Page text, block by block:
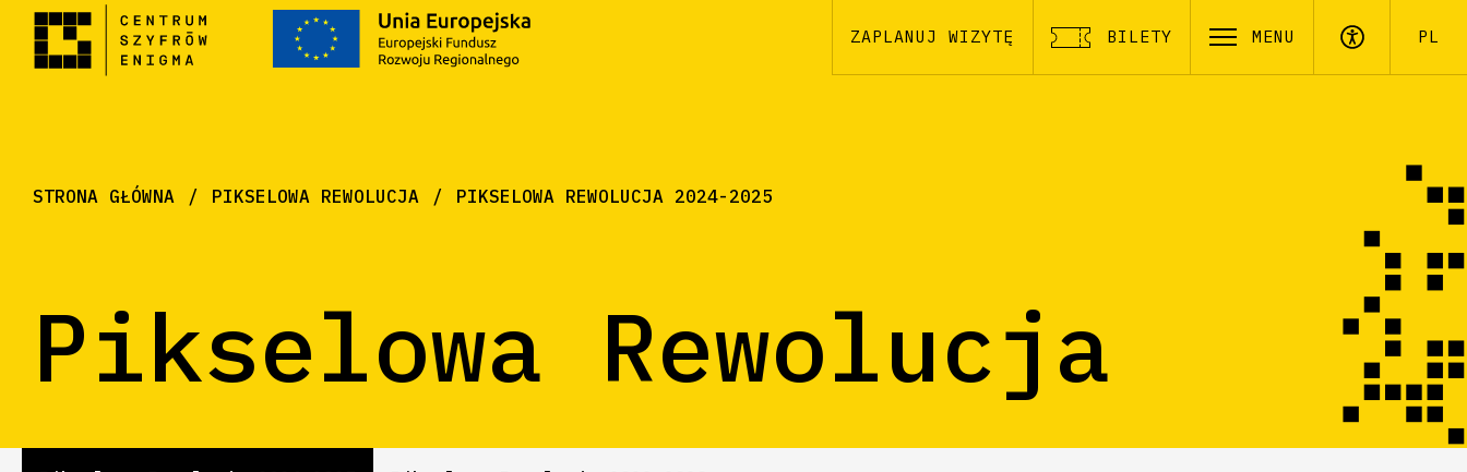
ZAPLANUJ WIZYTĘ BILETY MENU PL
STRONA GŁÓWNA PIKSELOWA REWOLUCJA PIKSELOWA REWOLUCJA 2024-2025
Pikselowa Rewolucja